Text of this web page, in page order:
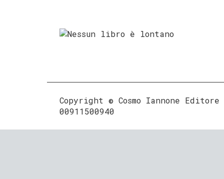
Copyright © Cosmo Iannone
00911500940